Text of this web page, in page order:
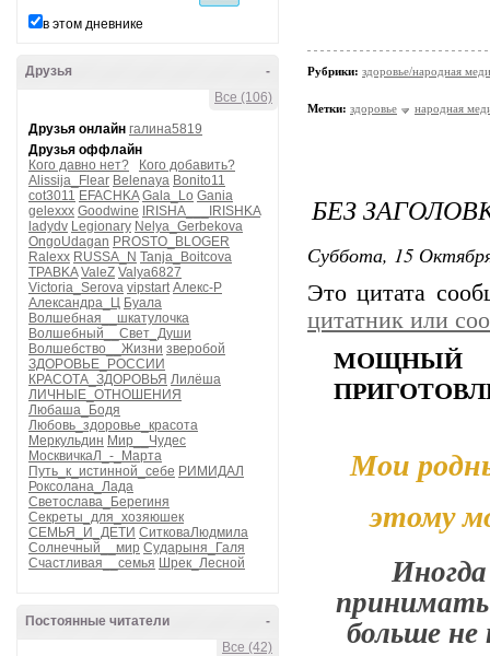
в этом дневнике
-
Друзья
Все (106)
Друзья онлайн галина5819
Друзья оффлайн
Кого давно нет?
Кого добавить?
Alissija_Flear Belenaya Bonito11
cot3011 EFACHKA Gala_Lo Gania
gelexxx Goodwine
IRISHA___IRISHKA
ladydv Legionary Nelya_Gerbekova
OngoUdagan PROSTO_BLOGER
Ralexx RUSSA_N Tanja_Boitcova
TPABKA ValeZ Valya6827
Victoria_Serova vipstart Алекс-Р
Александра_Ц Буала
Волшебная__шкатулочка
Волшебный__Свет_Души
Волшебство__Жизни зверобой
ЗДОРОВЬЕ_РОССИИ
КРАСОТА_ЗДОРОВЬЯ Лилёша
ЛИЧНЫЕ_ОТНОШЕНИЯ
Любаша_Бодя
Любовь_здоровье_красота
Меркульдин Мир__Чудес
МосквичкаЛ_-_Марта
Путь_к_истинной_себе РИМИДАЛ
Роксолана_Лада
Светослава_Берегиня
Секреты_для_хозяюшек
СЕМЬЯ_И_ДЕТИ СитковаЛюдмила
Солнечный__мир Сударыня_Галя
Счастливая__семья Шрек_Лесной
-
Постоянные читатели
Все (42)
Рубрики: здоровье/народная
Метки: здоровье народная
БЕЗ
Суббота, 15
Это цитата
цитатник или
Мои
этому
больше